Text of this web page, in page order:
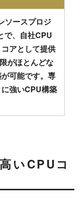
ソースプロジ
で、自社CPU
アとして提供
がほとんどな
可能です。専
強いCPU構築
いCPUコ